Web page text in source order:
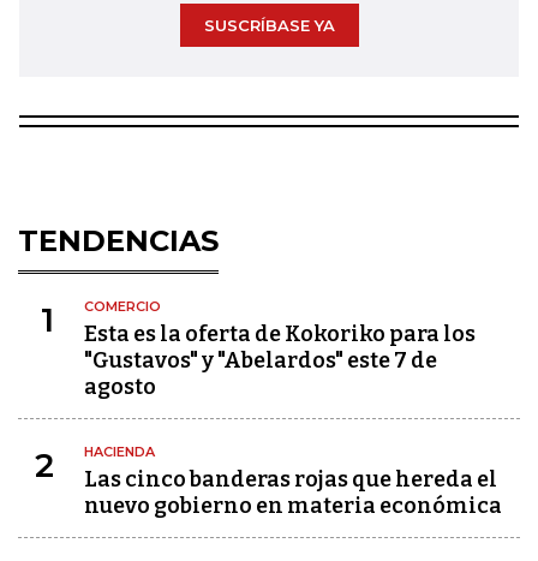
SUSCRÍBASE YA
TENDENCIAS
1 COMERCIO
Esta es la oferta de Kokoriko para los
"Gustavos" y "Abelardos" este 7 de
agosto
2 HACIENDA
Las cinco banderas rojas que hereda el
nuevo gobierno en materia económica